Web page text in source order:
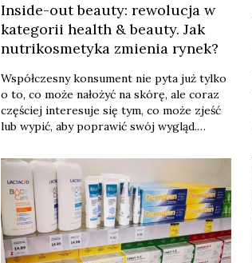
Inside-out beauty: rewolucja w
kategorii health & beauty. Jak
nutrikosmetyka zmienia rynek?
Współczesny konsument nie pyta już tylko
o to, co może nałożyć na skórę, ale coraz
częściej interesuje się tym, co może zjeść
lub wypić, aby poprawić swój wygląd.
wewnątrz) przestał być niszowym
dodatkiem do oferty aptek, stając się
pełnoprawnym i jednym z najszybciej
rosnących segmentów globalnego rynku
kosmetycznego. Dla menedżerów branży
health & beauty to jasny sygnał, ...